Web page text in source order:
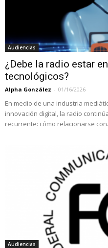
Audiencias
¿Debe la radio estar
tecnológicos?
Alpha González - 01/16/2026
En medio de una industria
innovación digital, la radio
recurrente: cómo relacionarse
Audiencias